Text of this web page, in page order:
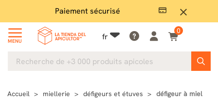
close
Paiement sécurisé
MENU fr
0
Accueil miellerie défigeurs et étuves
défigeur à miel